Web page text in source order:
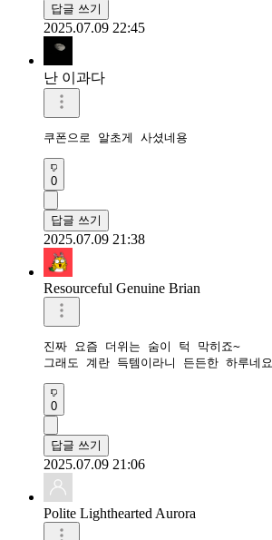
답글 쓰기
2025.07.09 22:45
난 이과다
쿠폰으로 알초게 사셨네용
0
답글 쓰기
2025.07.09 21:38
Resourceful Genuine Brian
진짜 요즘 더위는 숨이 턱 막히죠~
그래도 계란 득템이라니 든든한 하루네요
0
답글 쓰기
2025.07.09 21:06
Polite Lighthearted Aurora